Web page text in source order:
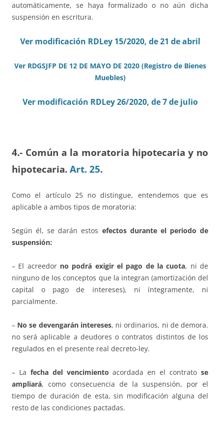
automáticamente, se haya formalizado o no aún dicha
suspensión en escritura.
Ver modificación RDLey 15/2020, de 21 de abril
Ver RDGSJFP DE 12 DE MAYO DE 2020 (Registro de Bienes
Muebles)
Ver modificación RDLey 26/2020, de 7 de julio
4.- Común a la moratoria hipotecaria y no
hipotecaria. Art. 25.
Como el artículo 25 no distingue, entendemos que es
aplicable a ambos tipos de moratoria:
Según él, se darán estos efectos durante el periodo de
suspensión:
– El acreedor no podrá exigir el pago de la cuota, ni de
ninguno de los conceptos que la integran (amortización del
capital o pago de intereses), ni íntegramente, ni
parcialmente.
– No se devengarán intereses, ni ordinarios, ni de demora.
no será aplicable a deudores o contratos distintos de los
regulados en el presente real decreto-ley.
– La fecha del vencimiento acordada en el contratose
ampliará, como consecuencia de la suspensión, por el
tiempo de duración de esta, sin modificación alguna del
resto de las condiciones pactadas.